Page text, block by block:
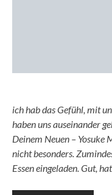
ich hab das Gefühl, mit
haben uns auseinander
Deinem Neuen – Yosuke
nicht besonders.
Essen eingeladen. Gut,